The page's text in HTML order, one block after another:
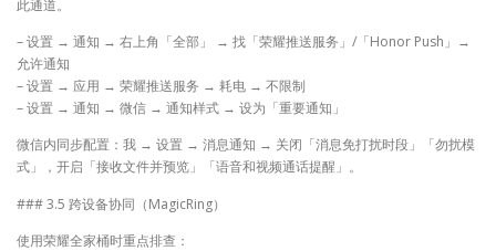
此通道。
– 设置 → 通知 → 右上角「全部」 → 找「荣耀推送服务」/「Honor Push」→
允许通知
– 设置 → 应用 → 荣耀推送服务 → 耗电 → 不限制
– 设置 → 通知 → 微信 → 通知样式 → 设为「重要通知」
微信内同步配置：我 → 设置 → 消息通知 → 关闭「消息免打扰时段」「勿扰模
式」，开启「接收文件并预览」「语音和视频通话提醒」。
### 3.5 跨设备协同（MagicRing）
使用荣耀全家桶时重点排查：